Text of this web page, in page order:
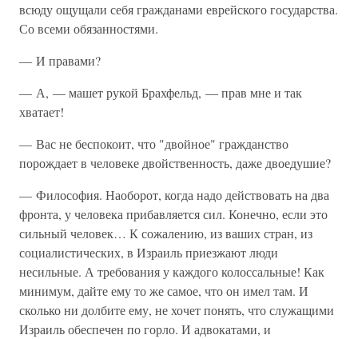
всюду ощущали себя гражданами еврейского государства.
Со всеми обязанностями.
— И правами?
— А, — машет рукой Брахфельд, — прав мне и так
хватает!
— Вас не беспокоит, что "двойное" гражданство
порождает в человеке двойственность, даже двоедушие?
— Философия. Наоборот, когда надо действовать на два
фронта, у человека прибавляется сил. Конечно, если это
сильный человек… К сожалению, из ваших стран, из
социалистических, в Израиль приезжают люди
несильные. А требования у каждого колоссальные! Как
минимум, дайте ему то же самое, что он имел там. И
сколько ни долбите ему, не хочет понять, что служащими
Израиль обеспечен по горло. И адвокатами, и